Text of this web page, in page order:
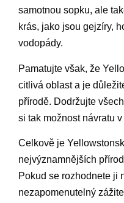
samotnou sopku, ale
krás, jako jsou gejzíry,
vodopády.
Pamatujte však, že
citlivá oblast a je
přírodě. Dodržujte
si tak možnost návratu
Celkově je
nejvýznamnějších
Pokud se rozhodnete ji
nezapomenutelný